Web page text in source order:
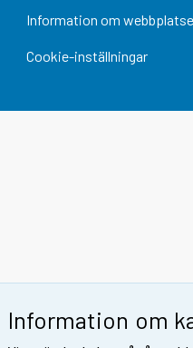
Information om
Information om
Cookie-inställningar